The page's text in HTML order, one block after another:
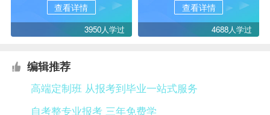
查看详情
3950人学过
查看详情
4688人学过
编辑推荐
高端定制班 从报考到毕业一站式服务
自考整专业报考 三年免费学